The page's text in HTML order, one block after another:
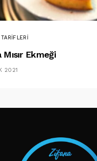
Mısır Ekmeği
2021
TAKIP ET